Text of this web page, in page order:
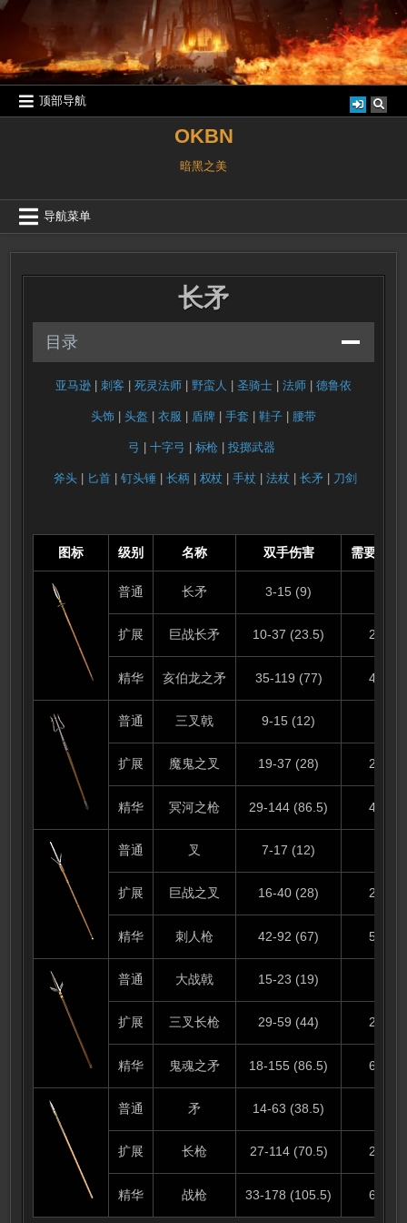
跳
容
顶部导航
OKBN
暗黑之美
导航菜单
长矛
目录
亚马逊 |刺客 |死灵法师 野蛮人 圣骑士| 法师| 德鲁依
头饰 |头盔 |衣服 盾牌| 手套 鞋子| 腰带
弓 十字弓 标枪 |投掷武器
斧头| 匕首| 钉头锤| 长柄 权杖 |手杖 |法杖 |长矛 刀剑
图标 级别 名称 双手伤害 需要等级
普通 长矛 3-15 (9)
扩展 巨战长矛 10-37 (23.5) 21
精华 亥伯龙之矛 35-119 (77) 43
普通 三叉戟 9-15 (12)
扩展 魔鬼之叉 19-37 (28) 24
精华 冥河之枪 29-144 (86.5) 49
普通 叉 7-17 (12)
扩展 巨战之叉 16-40 (28) 25
精华 刺人枪 42-92 (67) 55
普通 大战戟 15-23 (19)
扩展 三叉长枪 29-59 (44) 25
精华 鬼魂之矛 18-155 (86.5) 62
普通 矛 14-63 (38.5)
扩展 长枪 27-114 (70.5) 25
精华 战枪 33-178 (105.5) 66